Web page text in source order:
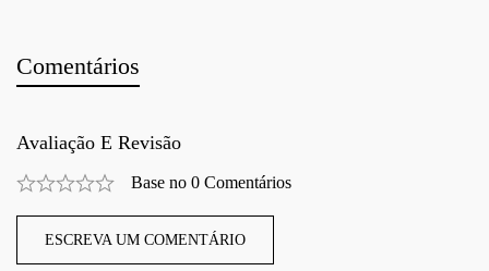
Comentários
Avaliação E Revisão
Base no 0 Comentários
ESCREVA UM COMENTÁRIO